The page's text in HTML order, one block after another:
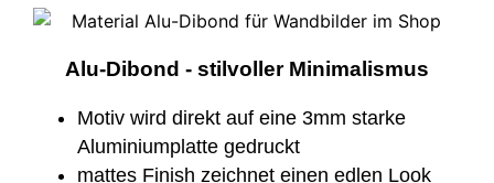
Alu-Dibond - stilvoller Minimalismus
Motiv wird direkt auf eine 3mm starke
Aluminiumplatte gedruckt
mattes Finish zeichnet einen edlen Look